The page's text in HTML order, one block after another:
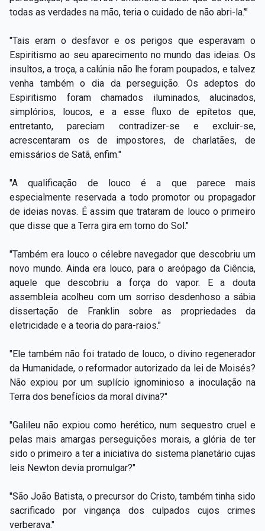
todas as verdades na mão, teria o cuidado de não abri-la.’"
"Tais eram o desfavor e os perigos que esperavam o
Espiritismo ao seu aparecimento no mundo das ideias. Os
insultos, a troça, a calúnia não lhe foram poupados, e talvez
venha também o dia da perseguição. Os adeptos do
Espiritismo foram chamados iluminados, alucinados,
simplórios, loucos, e a esse fluxo de epítetos que,
entretanto, pareciam contradizer-se e excluir-se,
acrescentaram os de impostores, de charlatães, de
emissários de Satã, enfim."
"A qualificação de louco é a que parece mais
especialmente reservada a todo promotor ou propagador
de ideias novas. É assim que trataram de louco o primeiro
que disse que a Terra gira em torno do Sol."
"Também era louco o célebre navegador que descobriu um
novo mundo. Ainda era louco, para o areópago da Ciência,
aquele que descobriu a força do vapor. E a douta
assembleia acolheu com um sorriso desdenhoso a sábia
dissertação de Franklin sobre as propriedades da
eletricidade e a teoria do para-raios."
"Ele também não foi tratado de louco, o divino regenerador
da Humanidade, o reformador autorizado da lei de Moisés?
Não expiou por um suplício ignominioso a inoculação na
Terra dos benefícios da moral divina?"
"Galileu não expiou como herético, num sequestro cruel e
pelas mais amargas perseguições morais, a glória de ter
sido o primeiro a ter a iniciativa do sistema planetário cujas
leis Newton devia promulgar?"
"São João Batista, o precursor do Cristo, também tinha sido
sacrificado por vingança dos culpados cujos crimes
verberava."